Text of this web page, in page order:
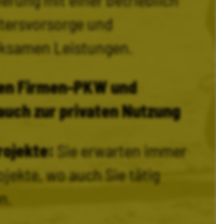
und
Leistungen.
Firmen-PKW und
zur privaten Nutzung
Sie erwarten immer
wo auch Sie tätig